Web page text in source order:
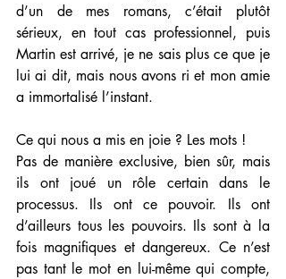
d’un de mes romans, c’était plutôt
sérieux, en tout cas professionnel, puis
Martin est arrivé, je ne sais plus ce que je
lui ai dit, mais nous avons ri et mon amie
a immortalisé l’instant.
Ce qui nous a mis en joie ? Les mots !
Pas de manière exclusive, bien sûr, mais
ils ont joué un rôle certain dans le
processus. Ils ont ce pouvoir. Ils ont
d’ailleurs tous les pouvoirs. Ils sont à la
fois magnifiques et dangereux. Ce n’est
pas tant le mot en lui-même qui compte,